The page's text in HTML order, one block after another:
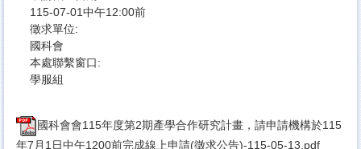
115-07-01中午12:00前
徵求單位:
國科會
本處聯繫窗口:
學服組
​國科會會115年度第2期產學合作研究計畫，請申請機構於115
年7月1日中午1200前完成線上申請(徵求公告)-115-05-13.pdf